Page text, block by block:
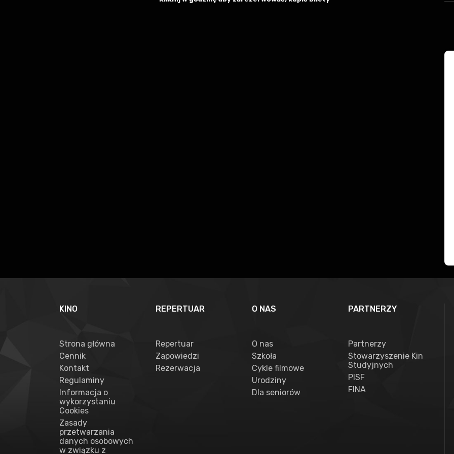
KINO
Strona główna
Cennik
Kontakt
Regulaminy
Informacja o
wykorzystaniu
Cookies
Zasady
przetwarzania
danych osobowych
w związku z
REPERTUAR
Repertuar
Zapowiedzi
Rezerwacja
O NAS
O nas
Szkoła
Cykle filmowe
Urodziny
Dla seniorów
PARTNERZY
Partnerzy
Stowarzyszenie Kin
Studyjnych
PISF
FINA